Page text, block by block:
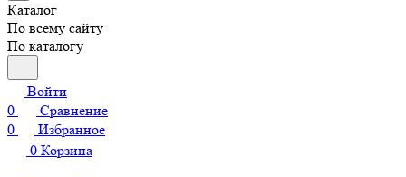
Каталог
По всему сайту
По каталогу
Войти
0
Сравнение
0
Избранное
0 Корзина